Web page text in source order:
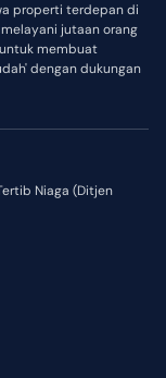
properti terdepan di
jutaan orang
membuat
dengan dukungan
Niaga (Ditjen